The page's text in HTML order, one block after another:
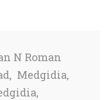
N Roman
, Medgidia,
,